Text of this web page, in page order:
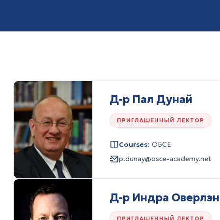
Д-р Пал Дунай
ПРИГЛАШЕННЫЙ ЛЕКТОР
Courses: ОБСЕ
p.dunay@osce-academy.net
Д-р Индра
ПРИГЛАШЕННЫЙ ЛЕКТОР